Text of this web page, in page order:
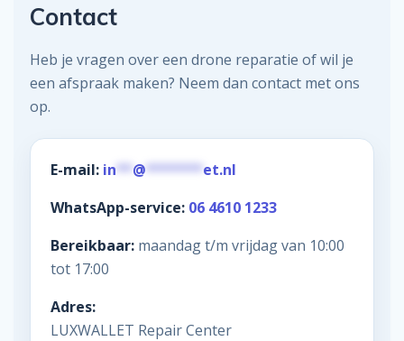
Contact
Heb je vragen over een drone reparatie of wil je
een afspraak maken? Neem dan contact met ons
op.
E-mail: in** @******* et.nl
WhatsApp-service: 06 4610 1233
Bereikbaar: maandag t/m vrijdag van 10:00
tot 17:00
Adres:
LUXWALLET Repair Center